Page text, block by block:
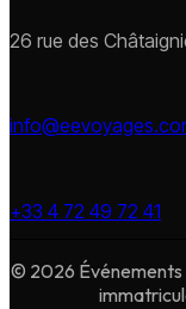
26 rue des
+33 4 72 49 72 41
© 2026 Événements